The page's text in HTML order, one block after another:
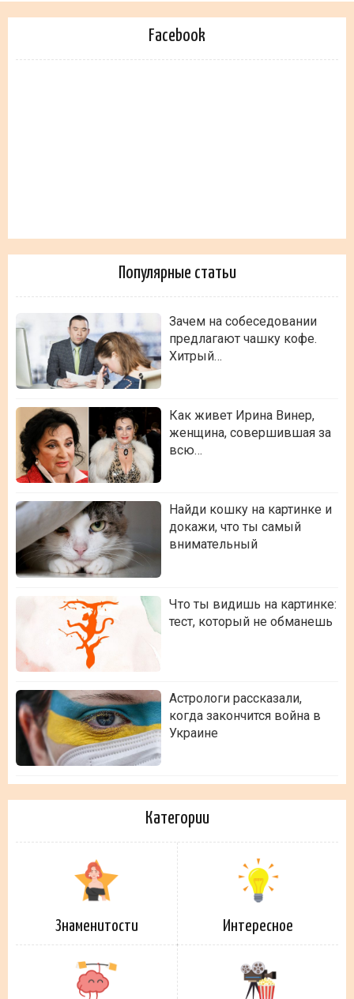
Facebook
Популярные статьи
Зачем на собеседовании
предлагают чашку кофе.
Хитрый…
Как живет Ирина Винер,
женщина, совершившая за
всю…
Найди кошку на картинке и
докажи, что ты самый
внимательный
Что ты видишь на картинке:
тест, который не обманешь
Астрологи рассказали,
когда закончится война в
Украине
Категории
Знаменитости Интересное